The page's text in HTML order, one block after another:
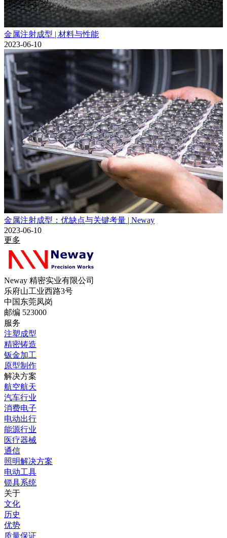
金属注射成型 | 材料与性能
2023-06-10
金属注射成型：优缺点与关键考量 | Neway
2023-06-10
更多
Neway 精密实业有限公司
乐府山工业西路3号
中国东莞凤岗
邮编 523000
服务
注塑成型
精密铸造
钣金加工
原型制作
解决方案
航空航天
汽车行业
消费电子
电动出行
能源行业
医疗器械
通信
照明解决方案
电动工具
锁具系统
关于
文化
历史
优势
质量保证